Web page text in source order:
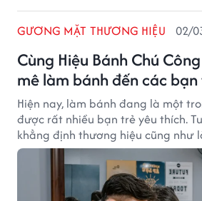
Cùng Hiệu Bánh Chú
mê làm bánh đến các
GƯƠNG MẶT THƯƠNG HIỆU 02/
Hiện nay, làm bánh đang là một
được rất nhiều bạn trẻ yêu thích.
khẳng định thương hiệu cũng như
trong lĩnh vực này là không hề dễ.
nên tên tuổi trong ngành làm bánh
Công là một ví dụ.